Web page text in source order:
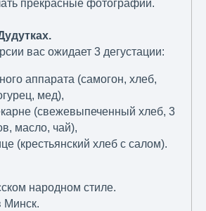
прекрасные фотографии.
вас ожидает 3 дегустации:
аппарата (самогон, хлеб,
мед),
(свежевыпеченный хлеб, 3
масло, чай),
(крестьянский хлеб с салом).
народном стиле.
Минск.